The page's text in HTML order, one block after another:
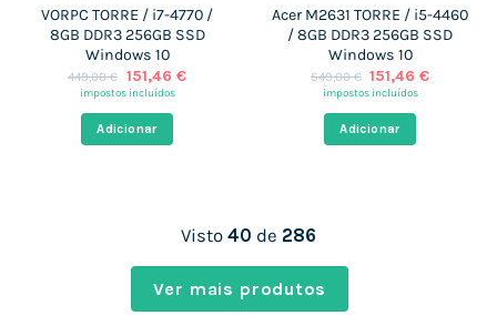
VORPC TORRE / i7-4770 /
8GB DDR3 256GB SSD
Windows 10
449,00€ O
preço
era:
449,00 €.
151,46 €O
impostos incluídos
Adicionar
Acer M2631 TORRE / i5-4460
/ 8GB DDR3 256GB SSD
Windows 10
549,00€ O
preço
era:
549,00 €.
151,46€O
impostos incluídos
Adicionar
Visto 40 de 286
Ver mais produtos